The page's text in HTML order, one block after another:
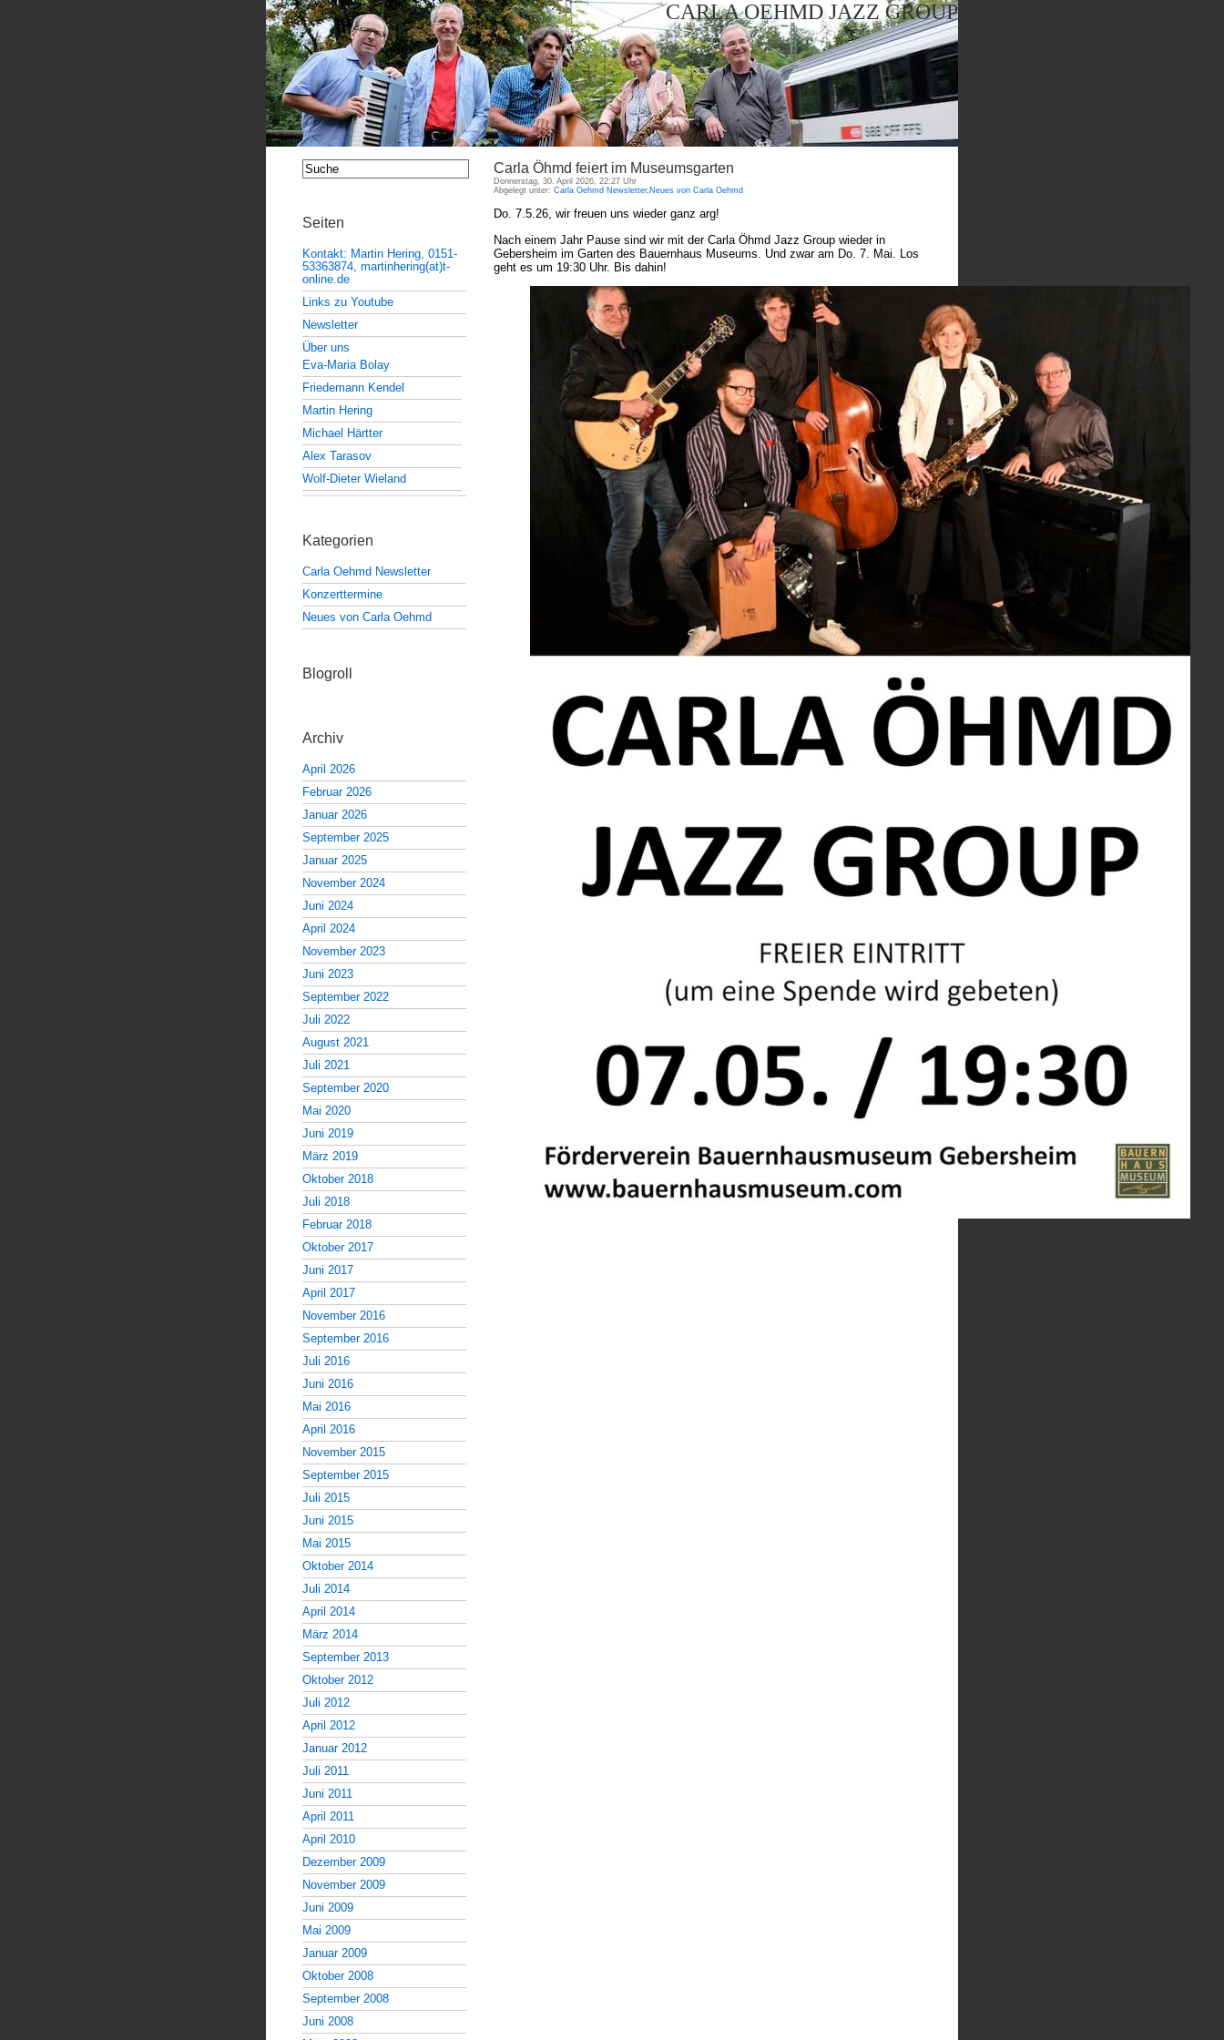
CARLA OEHMD JAZZ GROUP
Seiten
Kontakt: Martin Hering, 0151-
53363874, martinhering(at)t-
online.de
Links zu Youtube
Newsletter
Über uns
Eva-Maria Bolay
Friedemann Kendel
Martin Hering
Michael Härtter
Alex Tarasov
Wolf-Dieter Wieland
Kategorien
Carla Oehmd Newsletter
Konzerttermine
Neues von Carla Oehmd
Blogroll
Archiv
April 2026
Februar 2026
Januar 2026
September 2025
Januar 2025
November 2024
Juni 2024
April 2024
November 2023
Juni 2023
September 2022
Juli 2022
August 2021
Juli 2021
September 2020
Mai 2020
Juni 2019
März 2019
Oktober 2018
Juli 2018
Februar 2018
Oktober 2017
Juni 2017
April 2017
November 2016
September 2016
Juli 2016
Juni 2016
Mai 2016
April 2016
November 2015
September 2015
Juli 2015
Juni 2015
Mai 2015
Oktober 2014
Juli 2014
April 2014
März 2014
September 2013
Oktober 2012
Juli 2012
April 2012
Januar 2012
Juli 2011
Juni 2011
April 2011
April 2010
Dezember 2009
November 2009
Juni 2009
Mai 2009
Januar 2009
Oktober 2008
September 2008
Juni 2008
Carla Öhmd feiert im Museumsgarten
Donnerstag, 30. April 2026, 22:27 Uhr
Abgelegt unter: Carla Oehmd Newsletter, Neues von Carla Oehmd
Do. 7.5.26, wir freuen uns wieder ganz arg!
Nach einem Jahr Pause sind wir mit der Carla Öhmd Jazz Group wieder in
Gebersheim im Garten des Bauernhaus Museums. Und zwar am Do. 7. Mai. Los
geht es um 19:30 Uhr. Bis dahin!